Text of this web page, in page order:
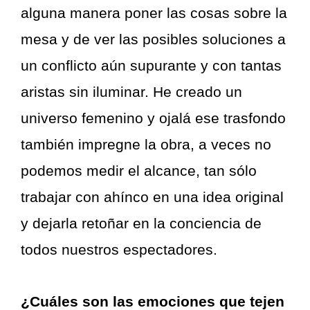
alguna manera poner las cosas sobre la
mesa y de ver las posibles soluciones a
un conflicto aún supurante y con tantas
aristas sin iluminar. He creado un
universo femenino y ojalá ese trasfondo
también impregne la obra, a veces no
podemos medir el alcance, tan sólo
trabajar con ahínco en una idea original
y dejarla retoñar en la conciencia de
todos nuestros espectadores.
¿Cuáles son las emociones que tejen